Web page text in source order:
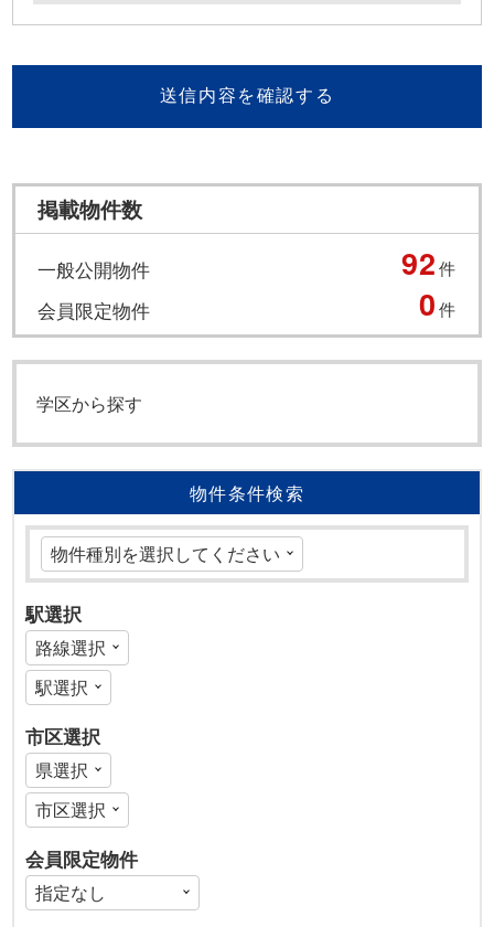
送信内容を確認する
掲載物件数
一般公開物件 92件
会員限定物件 0件
学区から探す
物件条件検索
駅選択
市区選択
会員限定物件